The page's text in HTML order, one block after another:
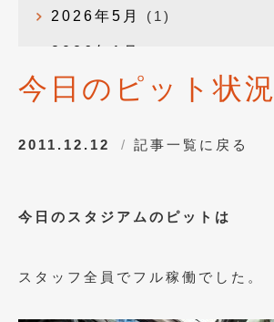
2026年5月 (1)
2026年1月
2025年12月 (3)
今日のピット状況
2011.12.12 記事一覧に戻る
今日のスタジアムのピットは
スタッフ全員でフル稼働でした。